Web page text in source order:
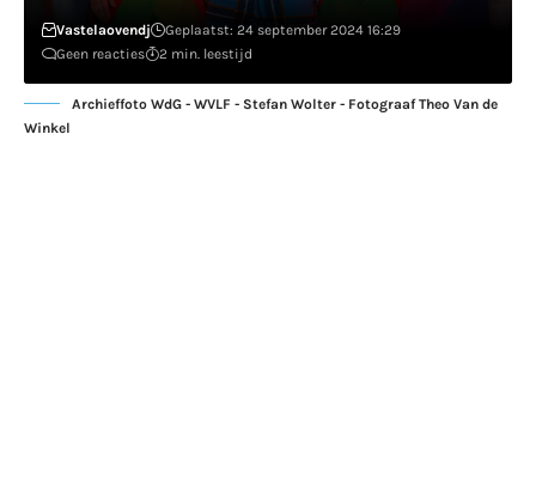
Vastelaovendj
Geplaatst: 24 september 2024 16:29
Geen reacties
2 min. leestijd
Archieffoto WdG - WVLF - Stefan Wolter - Fotograaf Theo Van de
Winkel